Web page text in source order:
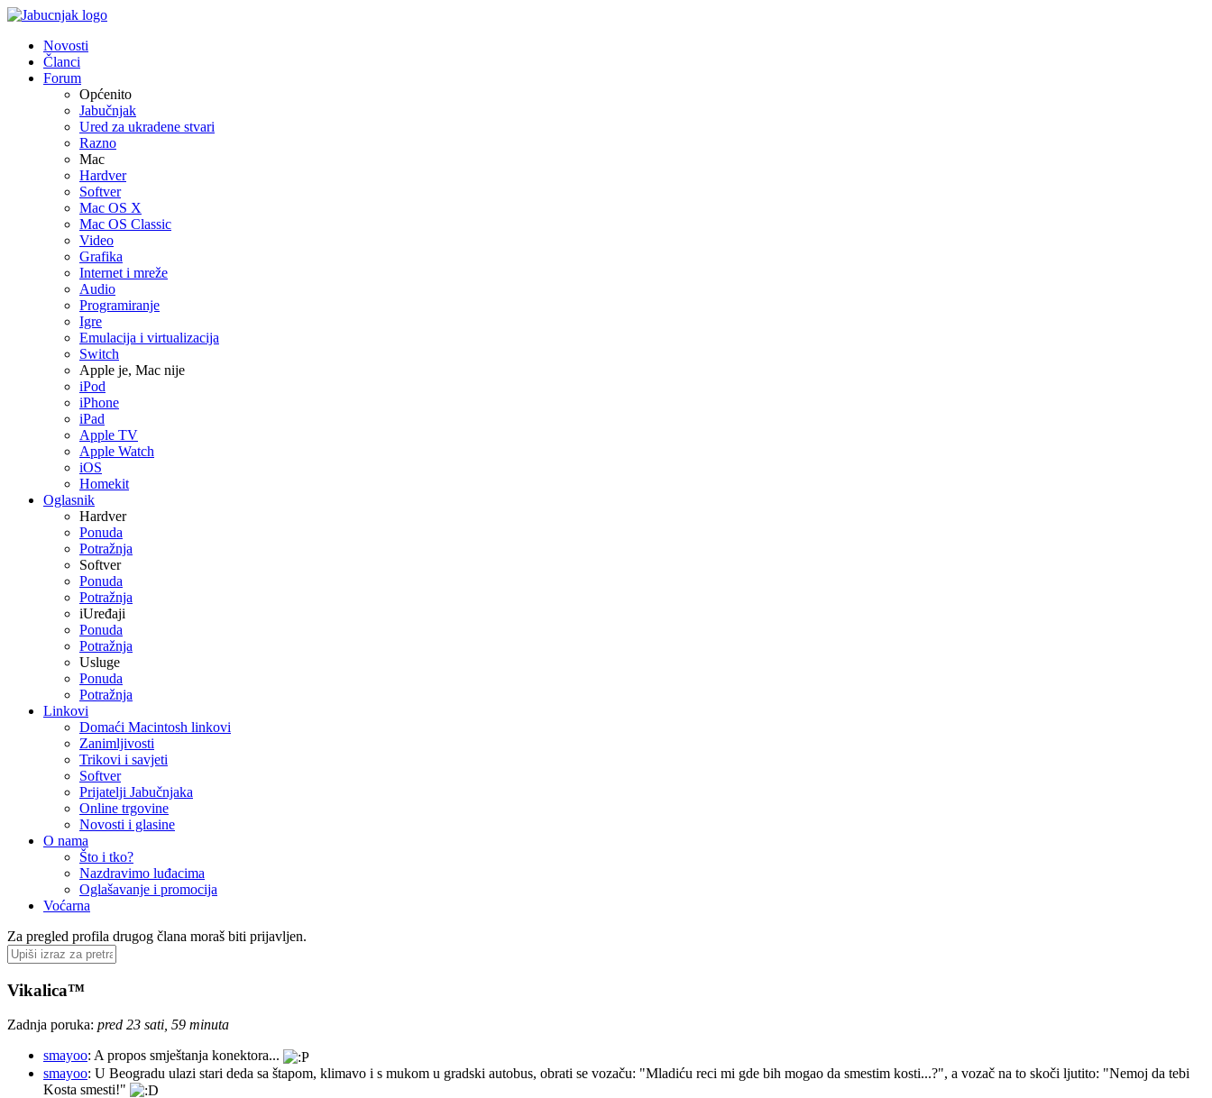
Novosti
Članci
Forum
Općenito
Jabučnjak
Ured za ukradene stvari
Razno
Mac
Hardver
Softver
Mac OS X
Mac OS Classic
Video
Grafika
Internet i mreže
Audio
Programiranje
Igre
Emulacija i virtualizacija
Switch
Apple je, Mac nije
iPod
iPhone
iPad
Apple TV
Apple Watch
iOS
Homekit
Oglasnik
Hardver
Ponuda
Potražnja
Softver
Ponuda
Potražnja
iUređaji
Ponuda
Potražnja
Usluge
Ponuda
Potražnja
Linkovi
Domaći Macintosh linkovi
Zanimljivosti
Trikovi i savjeti
Softver
Prijatelji Jabučnjaka
Online trgovine
Novosti i glasine
O nama
Što i tko?
Nazdravimo luđacima
Oglašavanje i promocija
Voćarna
Za pregled profila drugog člana moraš biti prijavljen.
Vikalica™
Zadnja poruka: pred 23 sati, 59 minuta
smayoo: A propos smještanja konektora...
smayoo: U Beogradu ulazi stari deda sa štapom, klimavo i s mukom u gradski autobus, obrati se vozaču: "Mladiću reci mi gde bih mogao da smestim kosti...?", a vozač na to skoči ljutito: "Nemoj da tebi
Kosta smesti!"